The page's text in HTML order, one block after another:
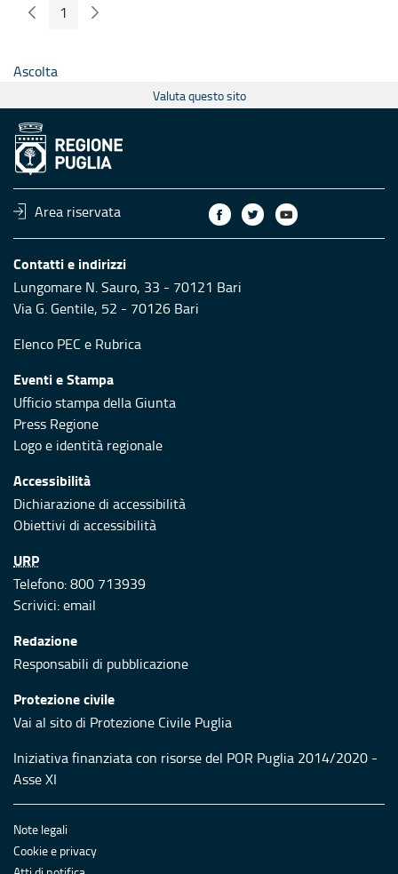
Pagina Precedente
Pagina
1 Pagina Seguente
Ascolta
Valuta questo sito
Area riservata
Contatti e indirizzi
Lungomare N. Sauro, 33 - 70121 Bari
Via G. Gentile, 52 - 70126 Bari
Elenco PEC e Rubrica
Eventi e Stampa
Ufficio stampa della Giunta
Press Regione
Logo e identità regionale
Accessibilità
Dichiarazione di accessibilità
Obiettivi di accessibilità
URP
Telefono: 800 713939
Scrivici:email
Redazione
Responsabili di pubblicazione
Protezione civile
Vai al sito di Protezione Civile Puglia
Iniziativa finanziata con risorse del POR Puglia 2014/2020 -
Asse XI
Note legali
Cookie e privacy